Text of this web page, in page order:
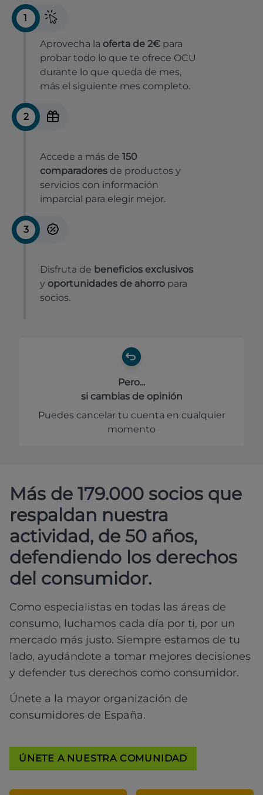
1
Aprovecha la oferta de 2€ para
probar todo lo que te ofrece OCU
durante lo que queda de mes,
más el siguiente mes completo.
2
Accede a más de 150
comparadores de productos y
servicios con información
imparcial para elegir mejor.
3
Disfruta de beneficios exclusivos
y oportunidades de ahorro para
socios.
Pero...
si cambias de opinión
Puedes cancelar tu cuenta en cualquier
momento
Más de 179.000 socios que
respaldan nuestra
actividad, de 50 años,
defendiendo los derechos
del consumidor.
Como especialistas en todas las áreas de
consumo, luchamos cada día por ti, por un
mercado más justo. Siempre estamos de tu
lado, ayudándote a tomar mejores decisiones
y defender tus derechos como consumidor.
Únete a la mayor organización de
consumidores de España.
ÚNETE A NUESTRA COMUNIDAD